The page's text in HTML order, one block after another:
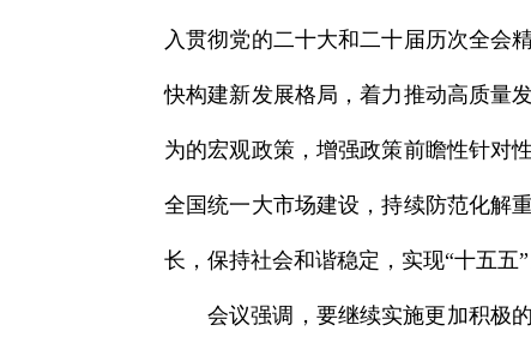
入贯彻党的二十大和二十届历次全会
快构建新发展格局，着力推动高质量
为的宏观政策，增强政策前瞻性针对
全国统一大市场建设，持续防范化解
长，保持社会和谐稳定，实现“十五五”
会议强调，要继续实施更加积极